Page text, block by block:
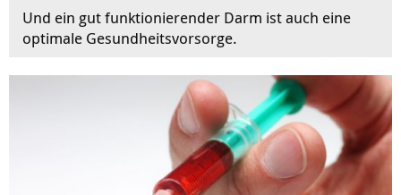
Und ein gut funktionierender Darm ist auch eine
optimale Gesundheitsvorsorge.